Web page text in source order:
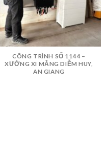
CÔNG TRÌNH SỐ 1144 –
XƯỞNG XI MĂNG DIỄM HUY,
AN GIANG